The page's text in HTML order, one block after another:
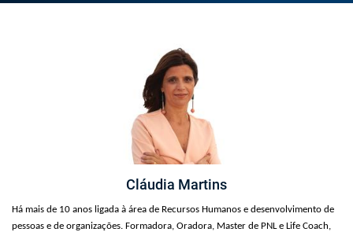
Cláudia Martins
Há mais de 10 anos ligada à área de Recursos Humanos e desenvolvimento de
pessoas e de organizações. Formadora, Oradora, Master de PNL e Life Coach,